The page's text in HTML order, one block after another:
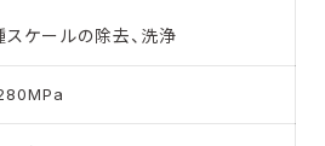
スケールの除去、洗浄